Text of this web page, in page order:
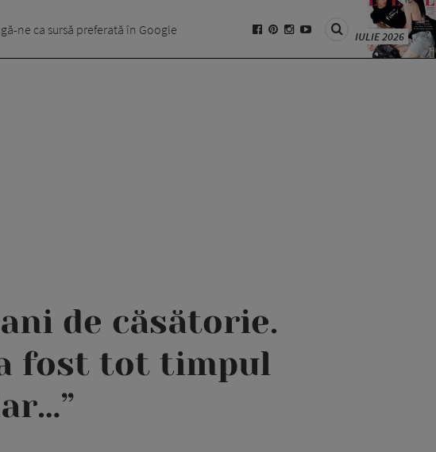
ne ca sursă preferată în Google IULIE 2026
de căsătorie.
fost tot timpul